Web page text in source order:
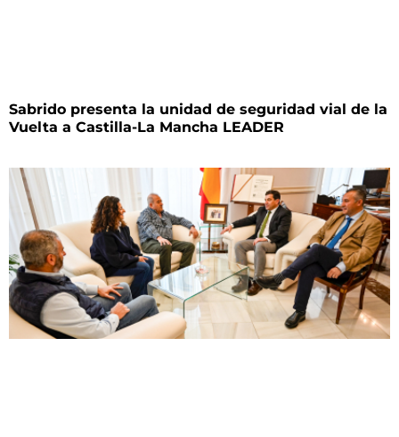
Sabrido presenta la unidad de seguridad vial de la
Vuelta a Castilla-La Mancha LEADER